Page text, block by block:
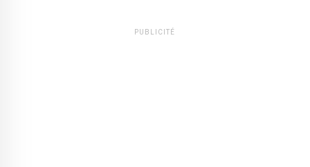
PUBLICITÉ